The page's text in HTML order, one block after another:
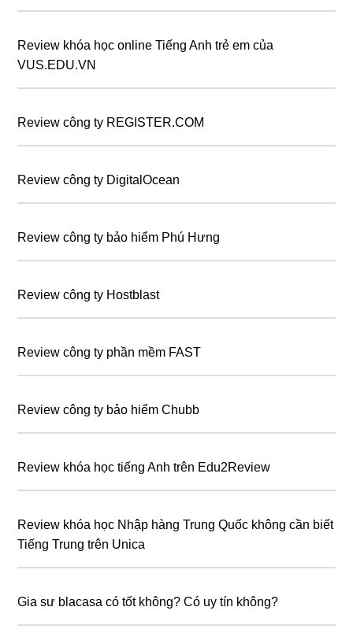
Review khóa học online Tiếng Anh trẻ em của
VUS.EDU.VN
Review công ty REGISTER.COM
Review công ty DigitalOcean
Review công ty bảo hiểm Phú Hưng
Review công ty Hostblast
Review công ty phần mềm FAST
Review công ty bảo hiểm Chubb
Review khóa học tiếng Anh trên Edu2Review
Review khóa học Nhập hàng Trung Quốc không cần biết
Tiếng Trung trên Unica
Gia sư blacasa có tốt không? Có uy tín không?